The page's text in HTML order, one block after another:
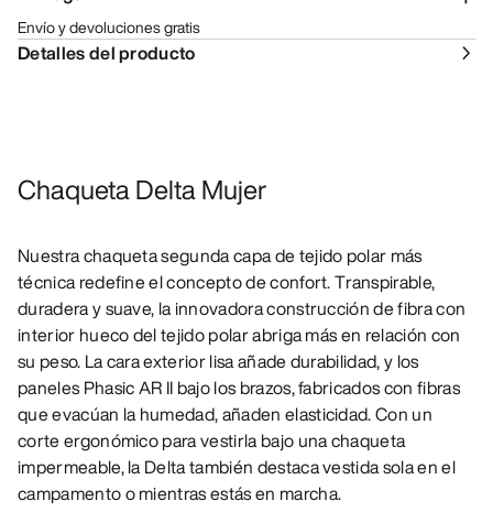
Envío y devoluciones gratis
Detalles del producto
Chaqueta Delta Mujer
Nuestra chaqueta segunda capa de tejido polar más
técnica redefine el concepto de confort. Transpirable,
duradera y suave, la innovadora construcción de fibra con
interior hueco del tejido polar abriga más en relación con
su peso. La cara exterior lisa añade durabilidad, y los
paneles Phasic AR II bajo los brazos, fabricados con fibras
que evacúan la humedad, añaden elasticidad. Con un
corte ergonómico para vestirla bajo una chaqueta
impermeable, la Delta también destaca vestida sola en el
campamento o mientras estás en marcha.